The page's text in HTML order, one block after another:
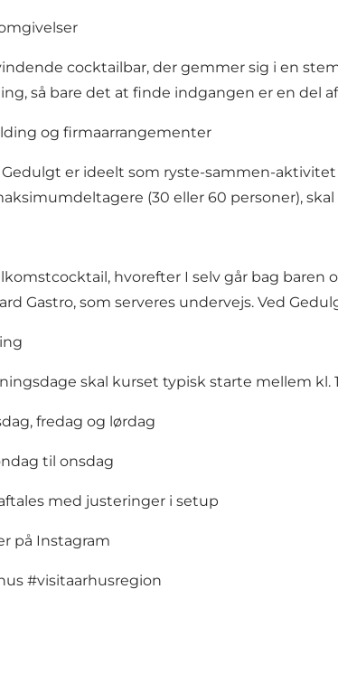
cocktailbar, der gemmer sig i en
så bare det at finde indgangen er en del
og firmaarrangementer
er ideelt som ryste-sammen-
(30 eller 60 personer), skal
hvorefter I selv går bag
Gastro, som serveres undervejs. Ved
skal kurset typisk starte mellem
fredag og lørdag
til onsdag
med justeringer i setup
på Instagram
#visitaarhusregion